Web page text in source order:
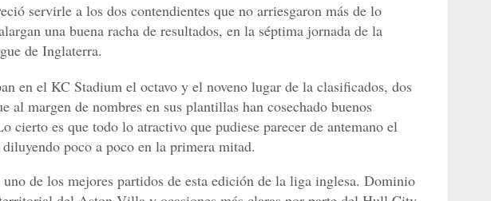
servirle a los dos contendientes que no arriesgaron más de lo
una buena racha de resultados, en la séptima jornada de la
de Inglaterra.
en el KC Stadium el octavo y el noveno lugar de la clasificados, dos
al margen de nombres en sus plantillas han cosechado buenos
cierto es que todo lo atractivo que pudiese parecer de antemano el
poco a poco en la primera mitad.
uno de los mejores partidos de esta edición de la liga inglesa. Dominio